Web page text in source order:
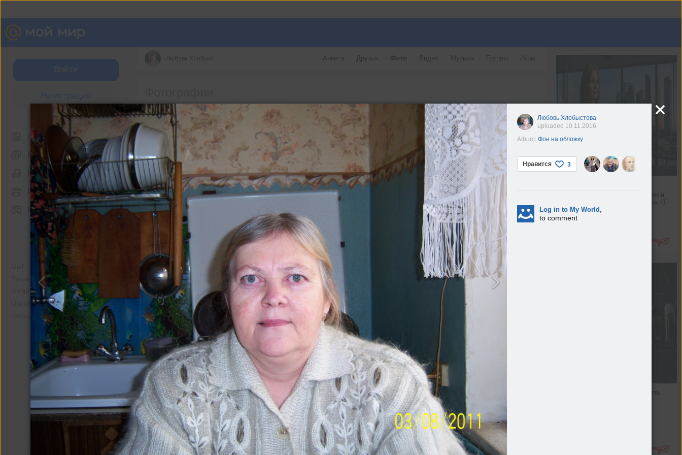
Войти
Лента
Видео
Музыка
Группы
Игры
О компании
Реклама
Разработчикам
Мобильная версия
Помощь
Обсудить проект
Пользовательское соглашение
Анкета Друзья Фото Видео Музыка Группы Игры
Фон на обложку
Другие альбомы
Фото со мной
26 фото
Любовь
3 фото
Что нового
3 фото
Галерея поздравлений
10 фото
Общаемся с топ-менеджерами и
основательницами российских IT-
компаний
Hi-Tech
Подержанный автомобиль
Любовь Хлобыстова
uploaded 10.11.2016
Album: Фон на обложку
Нравится 3
Log in to My World
to comment